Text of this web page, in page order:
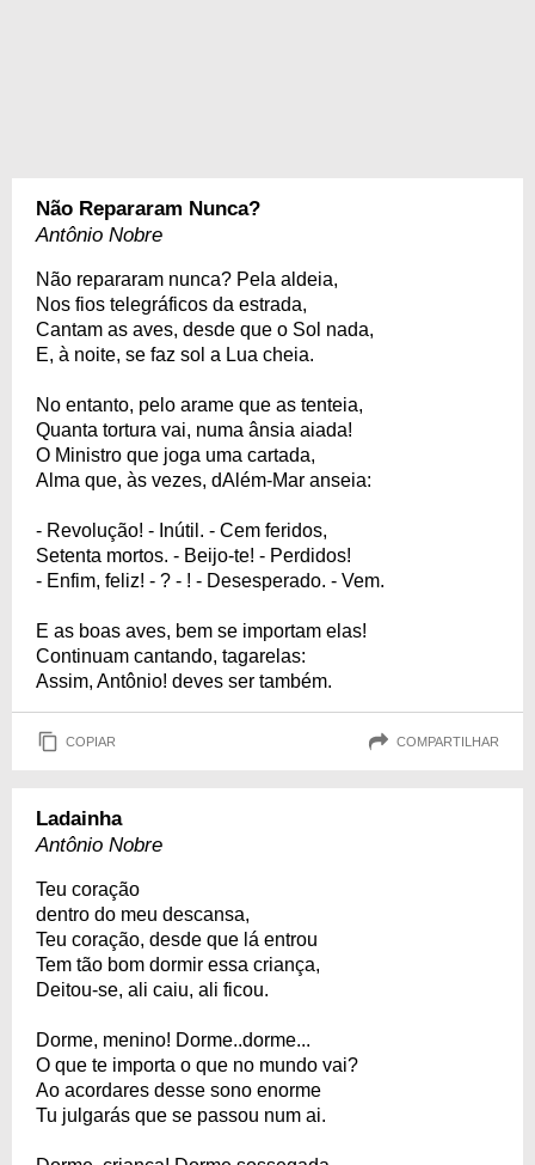
Não Repararam Nunca?
Antônio Nobre
Não repararam nunca? Pela aldeia,
Nos fios telegráficos da estrada,
Cantam as aves, desde que o Sol nada,
E, à noite, se faz sol a Lua cheia.
No entanto, pelo arame que as tenteia,
Quanta tortura vai, numa ânsia aiada!
O Ministro que joga uma cartada,
Alma que, às vezes, dAlém-Mar anseia:
- Revolução! - Inútil. - Cem feridos,
Setenta mortos. - Beijo-te! - Perdidos!
- Enfim, feliz! - ? - ! - Desesperado. - Vem.
E as boas aves, bem se importam elas!
Continuam cantando, tagarelas:
Assim, Antônio! deves ser também.
COPIAR COMPARTILHAR
Ladainha
Antônio Nobre
Teu coração
dentro do meu descansa,
Teu coração, desde que lá entrou
Tem tão bom dormir essa criança,
Deitou-se, ali caiu, ali ficou.
Dorme, menino! Dorme..dorme...
O que te importa o que no mundo vai?
Ao acordares desse sono enorme
Tu julgarás que se passou num ai.